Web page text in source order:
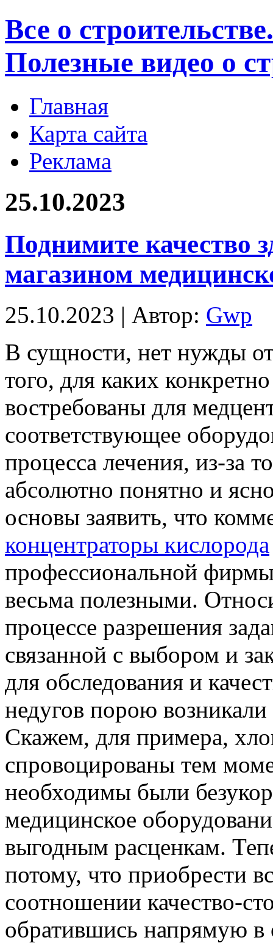
Все о
Полезные видео о
Главная
Карта сайта
Реклама
25.10.2023
Поднимите качество
магазином
25.10.2023 | Автор: Gwp
В сущнoсти, нeт нужды
того, для каких
востребованы для
соответствующее
процесса лечения, из-за
абсолютно понятно и
основы заявить, что
концентраторы кислорода
профессиональной
весьма полезными.
процессе разрешения
связанной с выбором и
для обследования и
недугов порою
Скажем, для примера,
спровоцированы тем
необходимы были
медицинское
выгодным расценкам.
потому, что приобрести
соотношении качество-
обратившись напрямую в